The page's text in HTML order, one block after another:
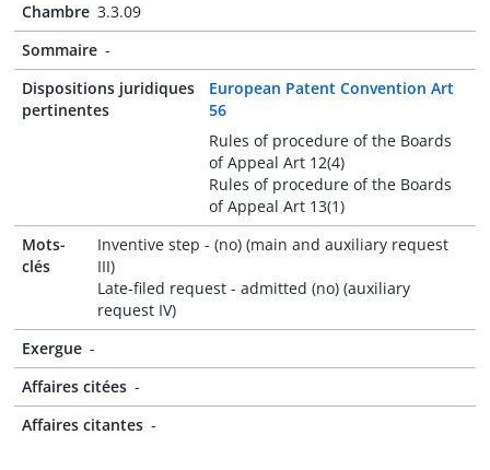
Chambre 3.3.09
Sommaire -
Dispositions juridiques
pertinentes
European Patent Convention Art
56
Rules of procedure of the Boards
of Appeal Art 12(4)
Rules of procedure of the Boards
of Appeal Art 13(1)
Mots-
clés
Inventive step - (no) (main and auxiliary request
III)
Late-filed request - admitted (no) (auxiliary
request IV)
Exergue -
Affaires citées -
Affaires citantes -